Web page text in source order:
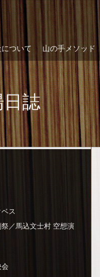
ついて 山の手メソッド
誌
ス
／馬込文士村 空想演
会